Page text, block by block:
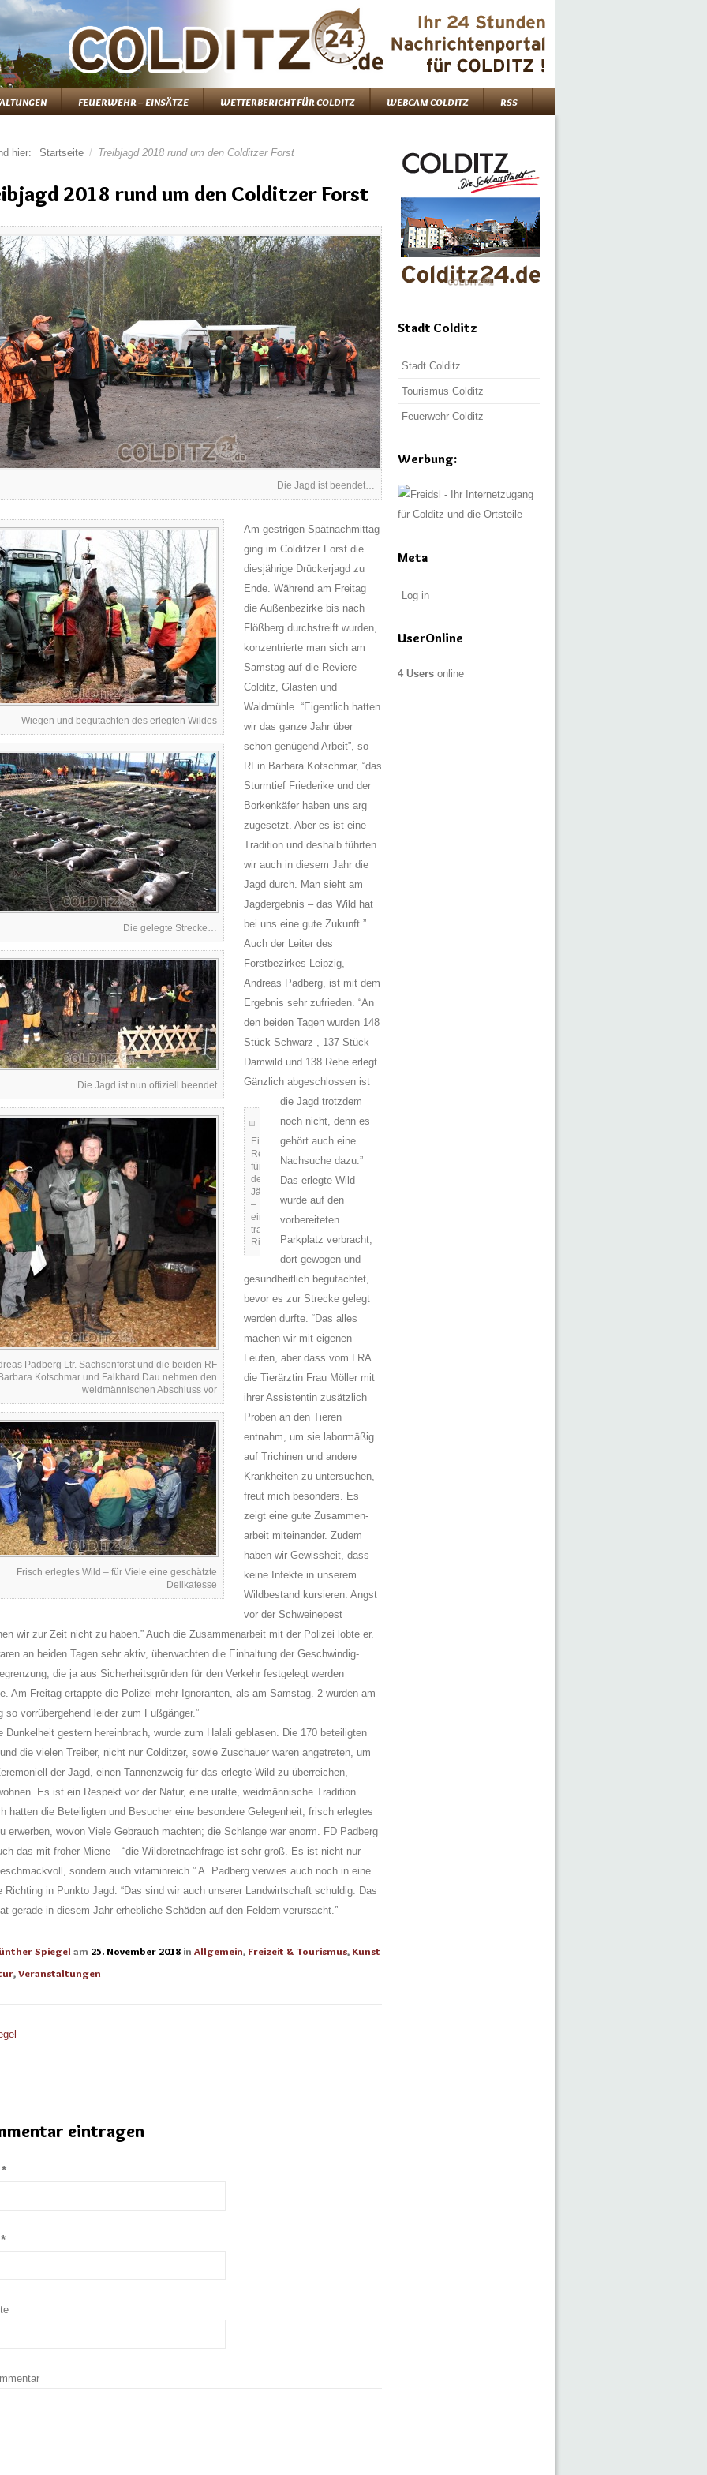
FEUERWEHR – EINSÄTZE WETTERBERICHT FÜR COLDITZ WEBCAM COLDITZ RSS
hier: Startseite / Treibjagd 2018 rund um den Colditzer Forst
2018 rund um den Colditzer Forst
Die Jagd ist beendet…
Wiegen und begutachten des erlegten Wildes
Die gelegte Strecke…
Die Jagd ist nun offiziell beendet
Padberg Ltr. Sachsenforst und die beiden RF
Kotschmar und Falkhard Dau nehmen den
weidmännischen Abschluss vor
Ein
Reisigzweig
für
den
Jäger
–
ein
traditionelles
Ritual
Frisch erlegtes Wild – für Viele eine geschätzte
Delikatesse
Am gestrigen Spätnachmittag
ging im Colditzer Forst die
diesjährige Drückerjagd zu
Ende. Während am Freitag
die Außenbezirke bis nach
Flößberg durchstreift wurden,
konzentrierte man sich am
Samstag auf die Reviere
Colditz, Glasten und
Waldmühle. “Eigentlich hatten
wir das ganze Jahr über
schon genügend Arbeit”, so
RFin Barbara Kotschmar, “das
Sturmtief Friederike und der
Borkenkäfer haben uns arg
zugesetzt. Aber es ist eine
Tradition und deshalb führten
wir auch in diesem Jahr die
Jagd durch. Man sieht am
Jagdergebnis – das Wild hat
bei uns eine gute Zukunft.”
Auch der Leiter des
Forstbezirkes Leipzig,
Andreas Padberg, ist mit dem
Ergebnis sehr zufrieden. “An
den beiden Tagen wurden 148
Stück Schwarz-, 137 Stück
Damwild und 138 Rehe erlegt.
Gänzlich abgeschlossen ist
die Jagd trotzdem
noch nicht, denn es
gehört auch eine
Nachsuche dazu.”
Das erlegte Wild
wurde auf den
vorbereiteten
Parkplatz verbracht,
dort gewogen und
gesundheitlich begutachtet,
bevor es zur Strecke gelegt
werden durfte. “Das alles
machen wir mit eigenen
Leuten, aber dass vom LRA
die Tierärztin Frau Möller mit
ihrer Assistentin zusätzlich
Proben an den Tieren
entnahm, um sie labormäßig
auf Trichinen und andere
Krankheiten zu untersuchen,
freut mich besonders. Es
zeigt eine gute Zusammen-
arbeit miteinander. Zudem
haben wir Gewissheit, dass
keine Infekte in unserem
Wildbestand kursieren. Angst
vor der Schweinepest
wir zur Zeit nicht zu haben.” Auch die Zusammenarbeit mit der Polizei lobte er.
an beiden Tagen sehr aktiv, überwachten die Einhaltung der Geschwindig-
die ja aus Sicherheitsgründen für den Verkehr festgelegt werden
Am Freitag ertappte die Polizei mehr Ignoranten, als am Samstag. 2 wurden am
so vorrübergehend leider zum Fußgänger.”
Dunkelheit gestern hereinbrach, wurde zum Halali geblasen. Die 170 beteiligten
die vielen Treiber, nicht nur Colditzer, sowie Zuschauer waren angetreten, um
der Jagd, einen Tannenzweig für das erlegte Wild zu überreichen,
Es ist ein Respekt vor der Natur, eine uralte, weidmännische Tradition.
hatten die Beteiligten und Besucher eine besondere Gelegenheit, frisch erlegtes
erwerben, wovon Viele Gebrauch machten; die Schlange war enorm. FD Padberg
das mit froher Miene – “die Wildbretnachfrage ist sehr groß. Es ist nicht nur
sondern auch vitaminreich.” A. Padberg verwies auch noch in eine
Richting in Punkto Jagd: “Das sind wir auch unserer Landwirtschaft schuldig. Das
gerade in diesem Jahr erhebliche Schäden auf den Feldern verursacht.”
Spiegel am 25. November 2018 in Allgemein,Freizeit & Tourismus, Kunst
,Veranstaltungen
eintragen
*
*
Stadt Colditz
Stadt Colditz
Tourismus Colditz
Feuerwehr Colditz
Werbung:
Meta
Log in
UserOnline
4 Users online